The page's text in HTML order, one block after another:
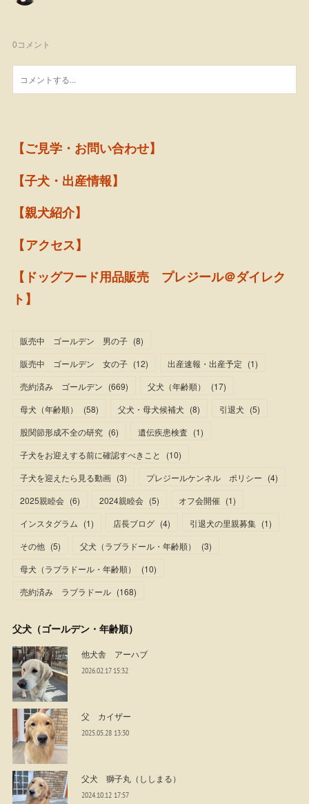
0コメント
【ご見学・お問い合わせ】
【子犬・出産情報】
【親犬紹介】
【アクセス】
【ドッグフード用品販売 プレジール＠ダイレク
ト】
販売中 ゴールデン 男の子 (8)
販売中 ゴールデン 女の子 (12) 出産速報・出産予定 (1)
売約済み ゴールデン (669) 父犬（年齢順） (17)
母犬（年齢順）
(58) 父犬・母犬候補犬 (8) 引退犬 (5)
股関節形成不全の研究 (6) 遺伝疾患検査 (1)
子犬をお迎えする前に確認すべきこと
(10)
子犬を迎えたら見る動画 (3) プレジールケンネル ポリシー (4)
2025親睦会 (6) 2024親睦会 (5) オフ会開催 (1)
インスタグラム (1) 店長ブログ (4) 引退犬の里親募集 (1)
その他 (5) 父犬（ラブラドール・年齢順） (3)
母犬（ラブラドール・年齢順）
(10)
売約済み ラブラドール (168)
父犬（ゴールデン・年齢順）
他犬舎 アーハブ
2026.02.17 15:32
父 カイザー
2025.05.28 13:30
父犬 獅子丸（ししまる）
2024.10.12 17:57